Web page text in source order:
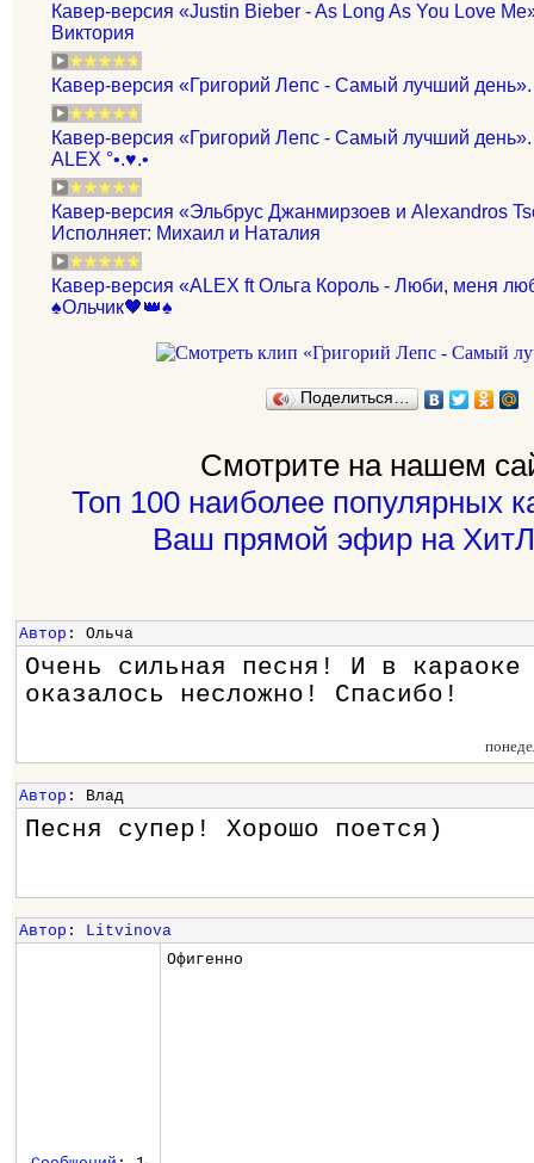
Кавер-версия «Justin Bieber - As Long As You Love
Виктория
Кавер-версия «Григорий Лепс - Самый лучший
Кавер-версия «Григорий Лепс - Самый лучший день».
ALEX °•.♥.•
Кавер-версия «Эльбрус Джанмирзоев и Alexandros
Исполняет: Михаил и Наталия
Кавер-версия «ALEX ft Ольга Король - Люби, меня
♠️Ольчик🖤👑♠️
Поделиться…
Смотрите на нашем
Топ 100 наиболее популярных
Ваш прямой эфир на
Автор : Ольча
Очень сильная песня! И в караоке
оказалось несложно! Спасибо!
Автор : Влад
Песня супер! Хорошо поется)
Автор : Litvinova
Офигенно